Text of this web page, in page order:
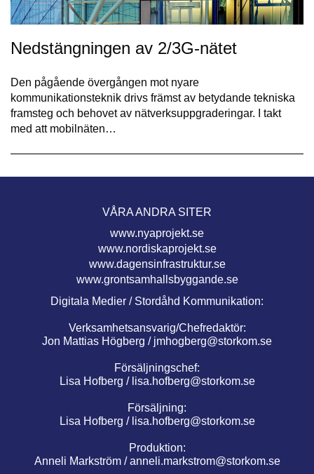
Nedstängningen av 2/3G-nätet
Den pågående övergången mot nyare
kommunikationsteknik drivs främst av betydande tekniska
framsteg och behovet av nätverksuppgraderingar. I takt
med att mobilnäten…
VÅRA ANDRA SITER
www.nyaprojekt.se
www.nordiskaprojekt.se
www.dagensinfrastruktur.se
www.grontsamhallsbyggande.se
Digitala Medier / Stordåhd Kommunikation:
Verksamhetsansvarig/Chefredaktör:
Jon Mattias Högberg / jmhogberg@storkom.se
Försäljningschef:
Lisa Hofberg / lisa.hofberg@storkom.se
Försäljning:
Lisa Hofberg / lisa.hofberg@storkom.se
Produktion:
Anneli Markström /anneli.markstrom@storkom.se